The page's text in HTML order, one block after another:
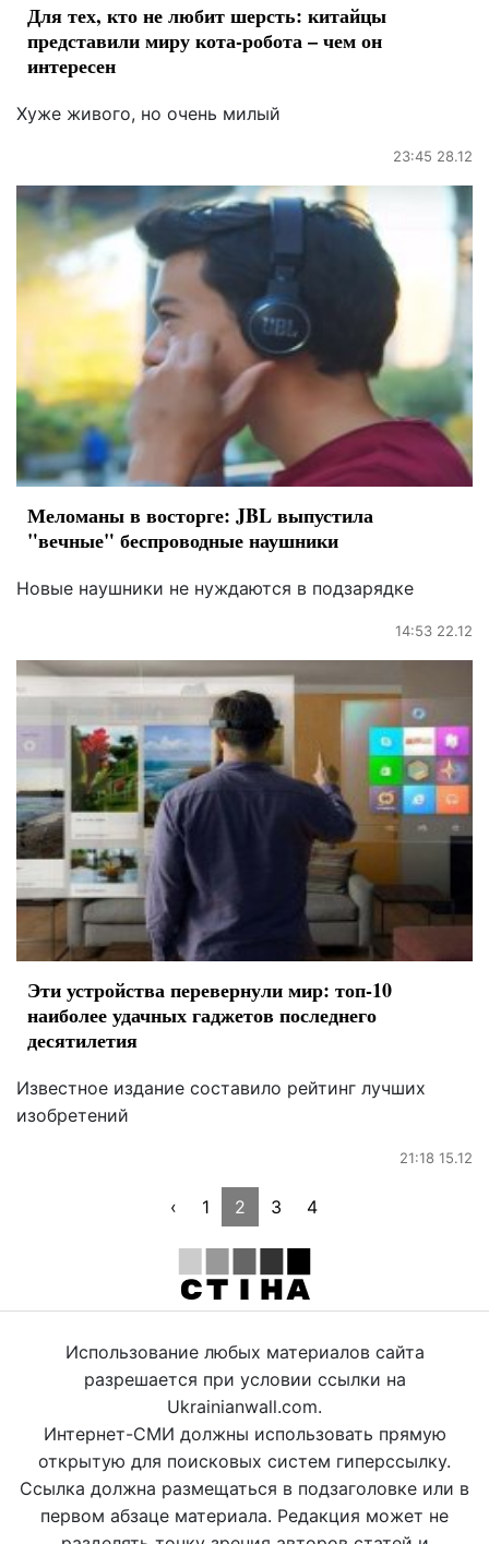
Для тех, кто не любит шерсть: китайцы
представили миру кота-робота – чем он
интересен
Хуже живого, но очень милый
23:45 28.12
Меломаны в восторге: JBL выпустила
"вечные" беспроводные наушники
Новые наушники не нуждаются в подзарядке
14:53 22.12
Эти устройства перевернули мир: топ-10
наиболее удачных гаджетов последнего
десятилетия
Известное издание составило рейтинг лучших
изобретений
21:18 15.12
‹ 1 2 3 4
Использование любых материалов сайта
разрешается при условии ссылки на
Ukrainianwall.com.
Интернет-СМИ должны использовать прямую
открытую для поисковых систем гиперссылку.
Ссылка должна размещаться в подзаголовке или в
первом абзаце материала. Редакция может не